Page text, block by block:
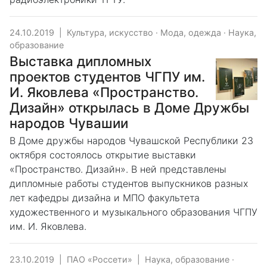
24.10.2019 Культура, искусство · Мода, одежда · Наука,
образование
Выставка дипломных
проектов студентов ЧГПУ им.
И. Яковлева «Пространство.
Дизайн» открылась в Доме Дружбы
народов Чувашии
В Доме дружбы народов Чувашской Республики 23
октября состоялось открытие выставки
«Пространство. Дизайн». В ней представлены
дипломные работы студентов выпускников разных
лет кафедры дизайна и МПО факультета
художественного и музыкального образования ЧГПУ
им. И. Яковлева.
23.10.2019 ПАО «Россети» Наука, образование ·